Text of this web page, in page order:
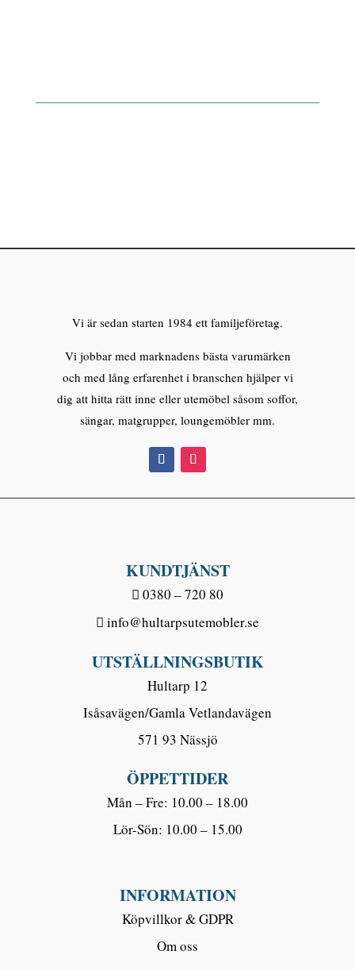
Vi är sedan starten 1984 ett familjeföretag.
Vi jobbar med marknadens bästa varumärken
och med lång erfarenhet i branschen hjälper vi
dig att hitta rätt inne eller utemöbel såsom soffor,
sängar, matgrupper, loungemöbler mm.
KUNDTJÄNST
0380 – 720 80
info@hultarpsutemobler.se
UTSTÄLLNINGSBUTIK
Hultarp 12
Isåsavägen/Gamla Vetlandavägen
571 93 Nässjö
ÖPPETTIDER
Mån – Fre: 10.00 – 18.00
Lör-Sön: 10.00 – 15.00
INFORMATION
Köpvillkor & GDPR
Om oss